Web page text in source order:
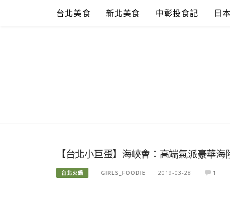
台北美食 新北美食 中彰投食記 日本
【台北小巨蛋】海峽會：高端氣派豪華
台北火鍋 GIRLS_FOODIE 2019-03-28 1